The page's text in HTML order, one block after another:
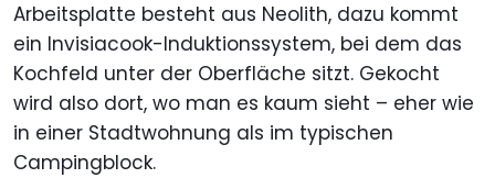
Arbeitsplatte besteht aus Neolith, dazu kommt
ein Invisiacook-Induktionssystem, bei dem das
Kochfeld unter der Oberfläche sitzt. Gekocht
wird also dort, wo man es kaum sieht – eher wie
in einer Stadtwohnung als im typischen
Campingblock.